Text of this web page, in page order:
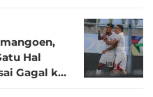
Hal
Gagal ke